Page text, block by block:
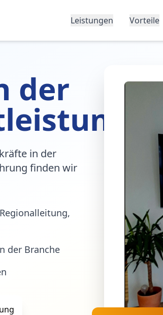
Leistungen Vorteile
der
in der
finden wir
der Branche